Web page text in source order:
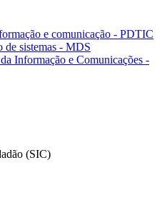
e comunicação - PDTIC
de sistemas - MDS
Informação e Comunicações -
(SIC)